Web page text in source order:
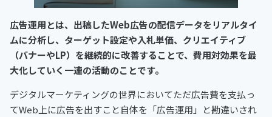
広告運用とは、出稿したWeb広告の配信データをリアルタイ
ムに分析し、ターゲット設定や入札単価、クリエイティブ
（バナーやLP）を継続的に改善することで、費用対効果を最
大化していく一連の活動のことです。
デジタルマーケティングの世界においてただ広告費を支払っ
てWeb上に広告を出すこと自体を「広告運用」と勘違いされ